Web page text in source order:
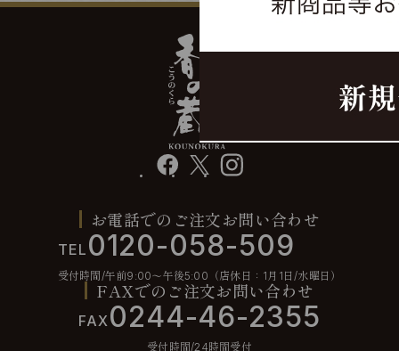
facebook instagram
お電話でのご注文お問い合わせ
TEL 0120-058-509
受付時間/午前9:00〜午後5:00（店休日：1月1日/水曜日）
FAXでのご注文お問い合わせ
FAX0244-46-2355
受付時間/24時間受付